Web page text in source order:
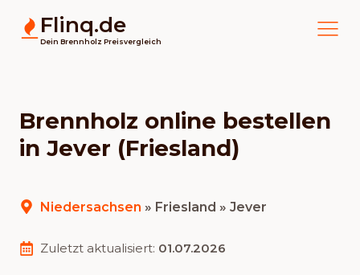
Flinq.de
Dein Brennholz Preisvergleich
Brennholz online bestellen
in Jever (Friesland)
Niedersachsen » Friesland » Jever
Zuletzt aktualisiert: 01.07.2026